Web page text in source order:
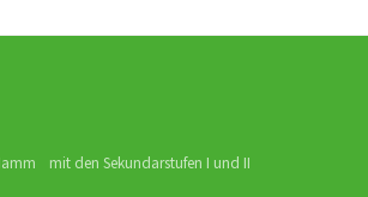
mit den Sekundarstufen I und II